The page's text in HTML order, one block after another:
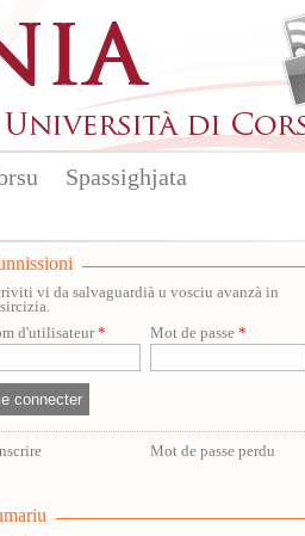
Spassighjata
vi da salvaguardià u vosciu avanzà in
d'utilisateur* Mot de passe *
Mot de passe perdu